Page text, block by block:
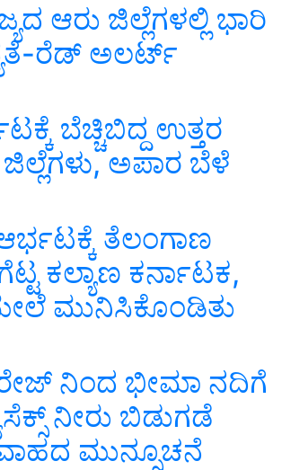
ಆರು ಜಿಲ್ಲೆಗಳಲ್ಲಿ ಭಾರಿ
ರೆಡ್ ಅಲರ್ಟ್
ಬೆಚ್ಚಿಬಿದ್ದ ಉತ್ತರ
ಅಪಾರ ಬೆಳೆ
ತೆಲಂಗಾಣ
ಕಲ್ಯಾಣ ಕರ್ನಾಟಕ,
ಮುನಿಸಿಕೊಂಡಿತು
ನಿಂದ ಭೀಮಾ ನದಿಗೆ
ನೀರು ಬಿಡುಗಡೆ
ಮುನ್ಸೂಚನೆ